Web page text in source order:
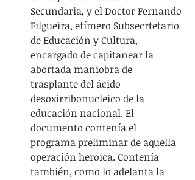
Secundaria, y el Doctor Fernando
Filgueira, efímero Subsecrtetario
de Educación y Cultura,
encargado de capitanear la
abortada maniobra de
trasplante del ácido
desoxirribonucleico de la
educación nacional. El
documento contenía el
programa preliminar de aquella
operación heroica. Contenía
también, como lo adelanta la